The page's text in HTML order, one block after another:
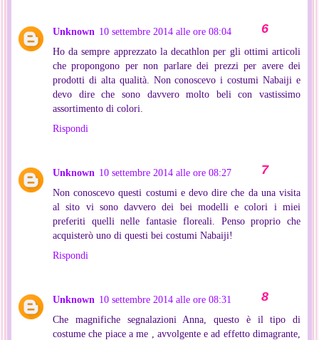
Unknown 10 settembre 2014 alle ore 08:04
Ho da sempre apprezzato la decathlon per gli ottimi articoli
che propongono per non parlare dei prezzi per avere dei
prodotti di alta qualità. Non conoscevo i costumi Nabaiji e
devo dire che sono davvero molto beli con vastissimo
assortimento di colori.
Rispondi
Unknown 10 settembre 2014 alle ore 08:27
Non conoscevo questi costumi e devo dire che da una visita
al sito vi sono davvero dei bei modelli e colori i miei
preferiti quelli nelle fantasie floreali. Penso proprio che
acquisterò uno di questi bei costumi Nabaiji!
Rispondi
Unknown 10 settembre 2014 alle ore 08:31
Che magnifiche segnalazioni Anna, questo è il tipo di
costume che piace a me , avvolgente e ad effetto dimagrante,